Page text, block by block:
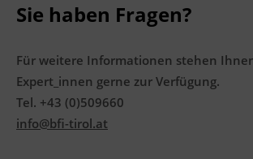
Sie haben Fragen?
Für weitere Informationen stehen
Expert_innen gerne zur Verfügung.
Tel. +43 (0)509660
info@bfi-tirol.at